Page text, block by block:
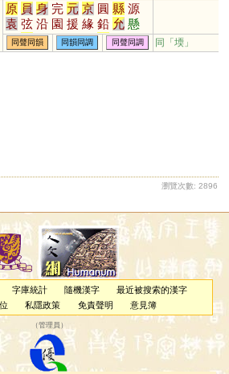
原 員 身 完 元 京 圓 縣 源
袁 弦 沿 園 援 緣 鉛 允 懸
烷 玄 丸 圜 猿 眩 沅 媛 芫
紈 炫 轅 爰 隕 椽 黿 鳶 洹
同聲同韻 同韻同調 同聲同調 同「堧 」
瀏覽次數: 2896
字庫統計 隨機漢字
最近被搜索的漢字
私隱政策 免責聲明 意見簿
（管理員 ）